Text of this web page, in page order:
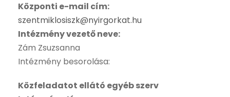
Központi e-mail cím:
szentmiklosiszk@nyirgorkat.hu
Intézmény vezető neve:
Zám Zsuzsanna
Intézmény besorolása:
Közfeladatot ellátó egyéb szerv